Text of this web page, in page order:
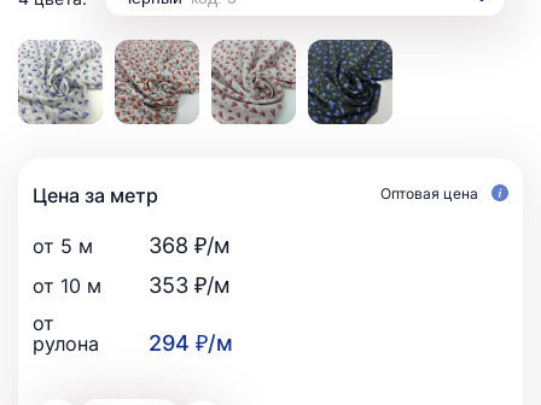
Цена за метр Оптовая цена
от 5 м 368 ₽/м
от 10 м 353 ₽/м
от
рулона
294 ₽/м